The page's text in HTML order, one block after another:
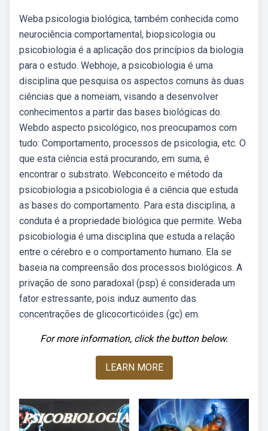
Weba psicologia biológica, também conhecida como
neurociência comportamental, biopsicologia ou
psicobiologia é a aplicação dos princípios da biologia
para o estudo. Webhoje, a psicobiologia é uma
disciplina que pesquisa os aspectos comuns às duas
ciências que a nomeiam, visando a desenvolver
conhecimentos a partir das bases biológicas do.
Webdo aspecto psicológico, nos preocupamos com
tudo: Comportamento, processos de psicologia, etc. O
que esta ciência está procurando, em suma, é
encontrar o substrato. Webconceito e método da
psicobiologia a psicobiologia é a ciência que estuda
as bases do comportamento. Para esta disciplina, a
conduta é a propriedade biológica que permite. Weba
psicobiologia é uma disciplina que estuda a relação
entre o cérebro e o comportamento humano. Ela se
baseia na compreensão dos processos biológicos. A
privação de sono paradoxal (psp) é considerada um
fator estressante, pois induz aumento das
concentrações de glicocorticóides (gc) em.
For more information, click the button below.
LEARN MORE